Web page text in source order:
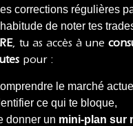
corrections régulières
de noter tes
, tu as accès à une
pour :
le marché
ce qui te bloque,
donner un mini-plan sur